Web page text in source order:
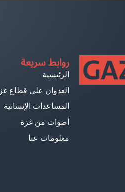
روابط سريعة
الرئيسية
العدوان على قطاع
المساعدات الإنسانية
أصوات من غزة
معلومات عنا